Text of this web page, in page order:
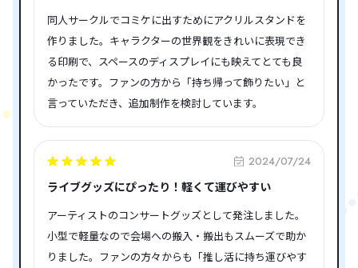
同人サークルでコミケに出すためにアクリルスタンドを
作りました。キャラクターの世界観をきれいに表現でき
る印刷で、スペースのディスプレイにも映えてとても良
かったです。ファンの方から「持ち帰って飾りたい」と
言っていただき、追加制作を検討しています。
2024/07/24
ライブグッズにぴったり！軽くて運びやすい
アーティストのコンサートグッズとして発注しました。
小型で軽量なので会場への搬入・搬出もスムーズで助か
りました。ファンの方々からも「推し活に持ち運びやす